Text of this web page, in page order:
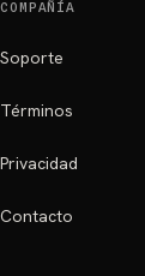
COMPAÑÍA
Soporte
Términos
Privacidad
Contacto